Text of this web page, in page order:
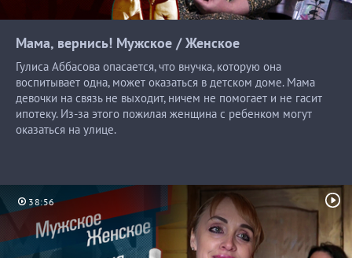
Мама, вернись! Мужское /Женское
Гулиса Аббасова опасается, что внучка, которую она
воспитывает одна, может оказаться в детском доме. Мама
девочки на связь не выходит, ничем не помогает и не гасит
ипотеку. Из-за этого пожилая женщина с ребенком могут
оказаться на улице.
38:56